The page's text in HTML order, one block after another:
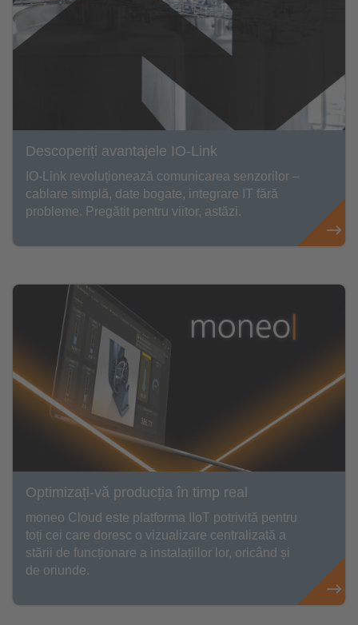
Descoperiți avantajele IO-Link
IO-Link revoluționează comunicarea senzorilor –
cablare simplă, date bogate, integrare IT fără
probleme. Pregătit pentru viitor, astăzi.
Optimizați-vă producția în timp real
moneo Cloud este platforma IIoT potrivită pentru
toți cei care doresc o vizualizare centralizată a
stării de funcționare a instalațiilor lor, oricând și
de oriunde.